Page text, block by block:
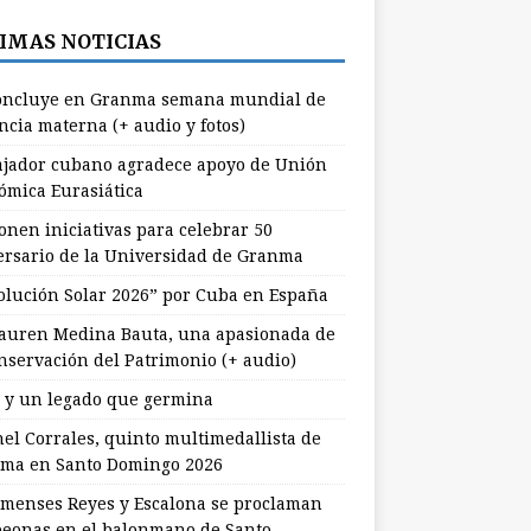
NOTICIAS
en Granma semana mundial de
materna (+ audio y fotos)
cubano agradece apoyo de Unión
Eurasiática
iniciativas para celebrar 50
de la Universidad de Granma
Solar 2026” por Cuba en España
Medina Bauta, una apasionada de
del Patrimonio (+ audio)
y un legado que germina
Corrales, quinto multimedallista de
en Santo Domingo 2026
Reyes y Escalona se proclaman